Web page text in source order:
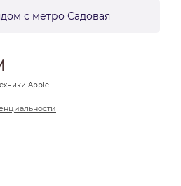
с метро Садовая
Apple